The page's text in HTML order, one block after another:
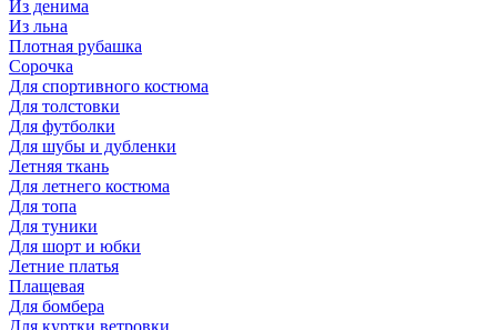
Из денима
Из льна
Плотная рубашка
Сорочка
Для спортивного костюма
Для толстовки
Для футболки
Для шубы и дубленки
Летняя ткань
Для летнего костюма
Для топа
Для туники
Для шорт и юбки
Летние платья
Плащевая
Для бомбера
Для куртки ветровки